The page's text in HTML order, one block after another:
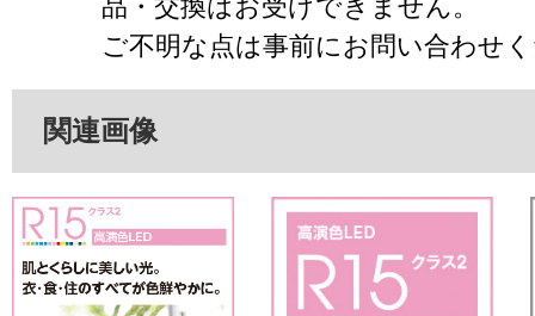
品・交換はお受けできません。
ご不明な点は事前にお問い合わせ
関連画像